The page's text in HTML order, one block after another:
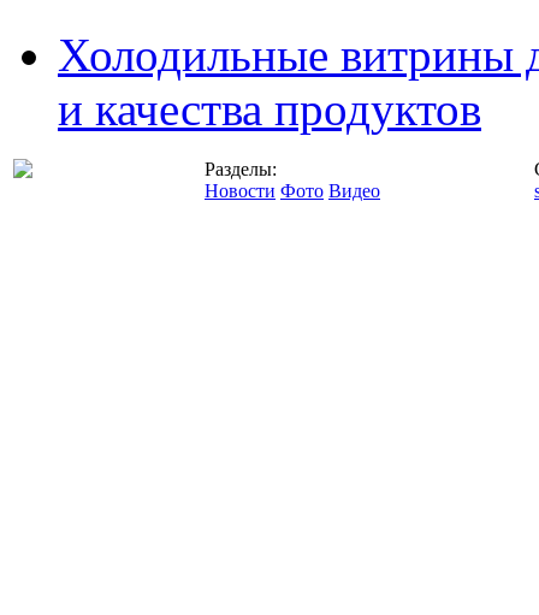
Холодильные витрины
и качества продуктов
Разделы:
Новости Фото Видео